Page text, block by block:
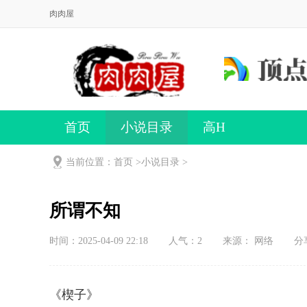
肉肉屋
首页 小说目录 高H
当前位置：首页 >小说目录 >
所谓不知
时间：2025-04-09 22:18 人气： 2 来源： 网络 分
《楔子》